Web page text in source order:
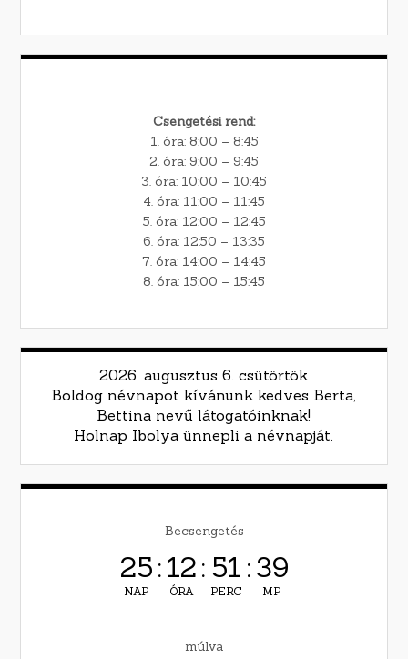
Csengetési rend:
1. óra: 8:00 – 8:45
2. óra: 9:00 – 9:45
3. óra: 10:00 – 10:45
4. óra: 11:00 – 11:45
5. óra: 12:00 – 12:45
6. óra: 12:50 – 13:35
7. óra: 14:00 – 14:45
8. óra: 15:00 – 15:45
2026. augusztus 6. csütörtök
Boldog névnapot kívánunk kedves Berta,
Bettina nevű látogatóinknak!
Holnap Ibolya ünnepli a névnapját.
Becsengetés
25
NAP
:12
ÓRA
: 51
PERC
:38
MP
múlva